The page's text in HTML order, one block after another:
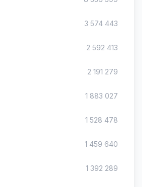
3 574 443
2 592 413
2 191 279
1 883 027
1 528 478
1 459 640
1 392 289